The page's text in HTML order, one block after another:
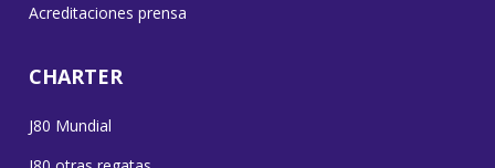
Acreditaciones prensa
CHARTER
J80 Mundial